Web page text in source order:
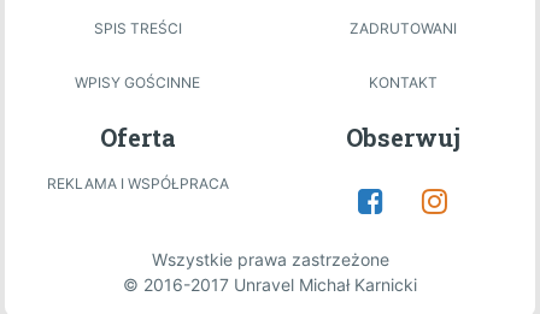
SPIS TREŚCI
WPISY GOŚCINNE
ZADRUTOWANI
KONTAKT
Oferta
REKLAMA I WSPÓŁPRACA
Obserwuj
Wszystkie prawa zastrzeżone
© 2016-2017 Unravel Michał Karnicki